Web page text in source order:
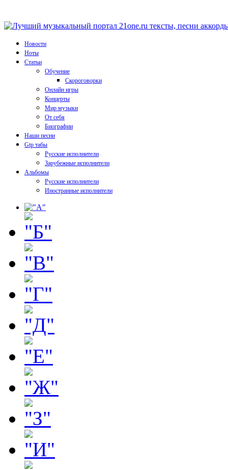
Новости
Ноты
Статьи
Обучение
Скороговорки
Онлайн игры
Концерты
Мир музыки
От себя
Биографии
Наши песни
Gtp табы
Русские исполнители
Зарубежные исполнители
Альбомы
Русские исполнители
Иностранные исполнители